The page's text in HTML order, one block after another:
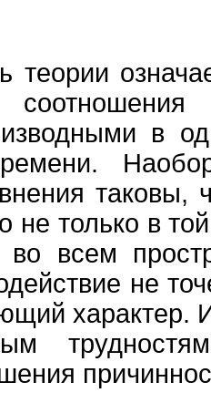
в
таковы,
не только в
во всем
не
характер.